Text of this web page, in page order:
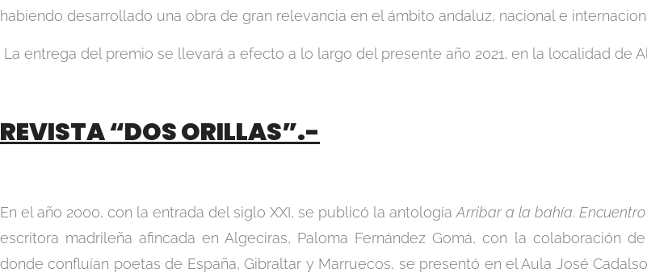
habiendo desarrollado una obra de gran relevancia en el ámbito andaluz, nacional e
La entrega del premio se llevará a efecto a lo largo del presente año 2021, en la localidad de
REVISTA “DOS ORILLAS”.-
En el año 2000, con la entrada del siglo XXI, se publicó la antología Arribar a la bahía.
escritora madrileña afincada en Algeciras, Paloma Fernández Gomá, con la colaboración
donde confluían poetas de España, Gibraltar y Marruecos, se presentó en el Aula José